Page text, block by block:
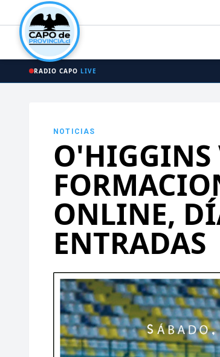
RADIO CAPO LIVE
NOTICIAS
O'HIGGINS
ONLINE,
ENTRADAS